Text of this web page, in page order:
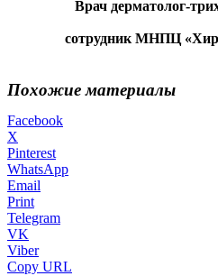
Врач дерматолог-
сотрудник МНПЦ
Похожие материалы
Facebook
X
Pinterest
WhatsApp
Email
Print
Telegram
VK
Viber
Copy URL